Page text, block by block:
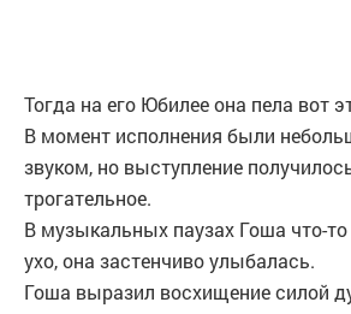
Тогда на его Юбилее она пела вот
В момент исполнения были
звуком, но выступление
трогательное.
В музыкальных паузах Гоша что-
ухо, она застенчиво улыбалась.
Гоша выразил восхищение силой